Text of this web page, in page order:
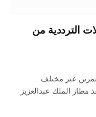
الترددية من
عبر مختلف
مطار الملك عبدالعزيز